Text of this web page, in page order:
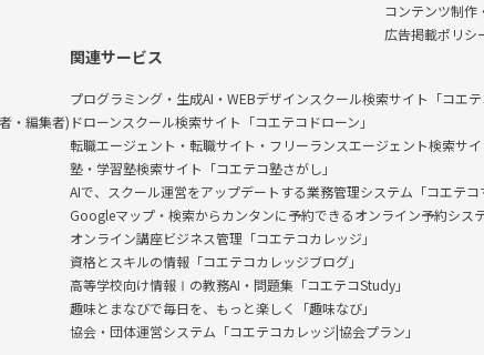
コンテンツ制作
広告掲載ポリシ
・編集者)
関連サービス
プログラミング・生成AI・WEBデザインスクール検索サイト「コエテ
ドローンスクール検索サイト「コエテコドローン」
転職エージェント・転職サイト・フリーランスエージェント検索サイ
塾・学習塾検索サイト「コエテコ塾さがし」
AIで、スクール運営をアップデートする業務管理システム「コエテコ
Googleマップ・検索からカンタンに予約できるオンライン予約シス
オンライン講座ビジネス管理「コエテコカレッジ」
資格とスキルの情報「コエテコカレッジブログ」
高等学校向け情報Ⅰの教務AI・問題集「コエテコStudy」
趣味とまなびで毎日を、もっと楽しく「趣味なび」
協会・団体運営システム「コエテコカレッジ|協会プラン」